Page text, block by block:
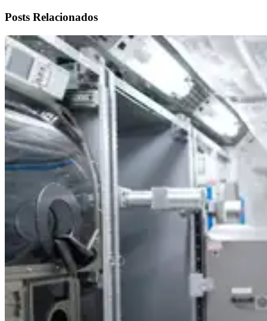
Posts Relacionados